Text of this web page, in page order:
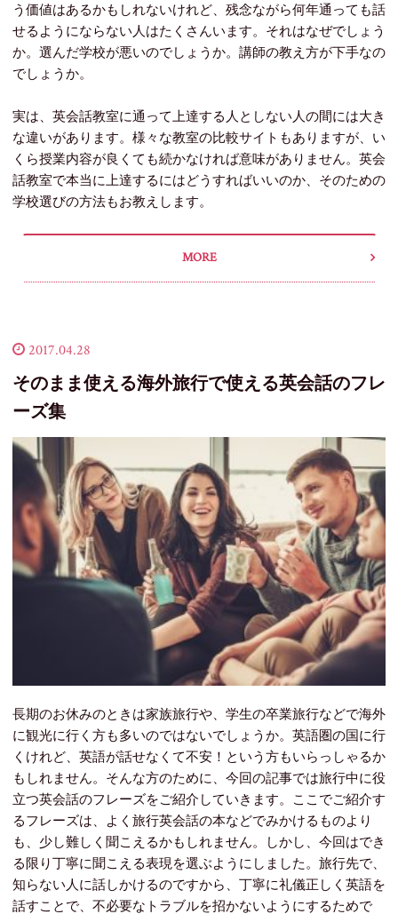
う価値はあるかもしれないけれど、残念ながら何年通っても話
せるようにならない人はたくさんいます。 それはなぜでしょう
か。選んだ学校が悪いのでしょうか。講師の教え方が下手なの
でしょうか。
実は、英会話教室に通って上達する人としない人の間には大き
な違いがあります。 様々な教室の比較サイトもありますが、い
くら授業内容が良くても続かなければ意味がありません。 英会
話教室で本当に上達するにはどうすればいいのか、そのための
学校選びの方法もお教えします。
MORE
2017.04.28
そのまま使える海外旅行で使える英会話のフレ
ーズ集
長期のお休みのときは家族旅行や、学生の卒業旅行などで海外
に観光に行く方も多いのではないでしょうか。英語圏の国に行
くけれど、英語が話せなくて不安！という方もいらっしゃるか
もしれません。そんな方のために、今回の記事では旅行中に役
立つ英会話のフレーズをご紹介していきます。ここでご紹介す
るフレーズは、よく旅行英会話の本などでみかけるものより
も、少し難しく聞こえるかもしれません。しかし、今回はでき
る限り丁寧に聞こえる表現を選ぶようにしました。旅行先で、
知らない人に話しかけるのですから、丁寧に礼儀正しく英語を
話すことで、不必要なトラブルを招かないようにするためで